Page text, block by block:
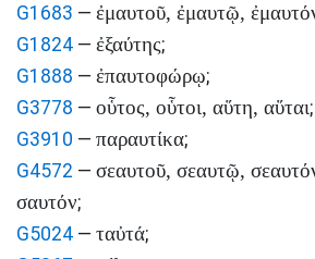
G1683 — ἐμαυτοῦ, ἐμαυτῷ,
G1824 — ἐξαύτης;
G1888 — ἐπαυτοφώρῳ;
G3778 — οὗτος, οὗτοι, αὕτη, αὕται;
G3910 — παραυτίκα;
G4572 — σεαυτοῦ, σεαυτῷ,
σαυτόν;
G5024 — ταὐτά;